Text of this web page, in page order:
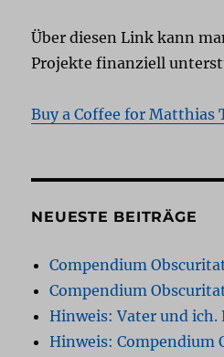
Über diesen Link kann
Projekte finanziell
Buy a Coffee for Matthias
NEUESTE BEITRÄGE
Compendium
Compendium
Hinweis: Vater und ich.
Hinweis: Compendium